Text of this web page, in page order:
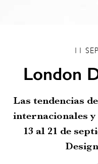
11
London
Las tendencias
internacionales y
13 al 21 de